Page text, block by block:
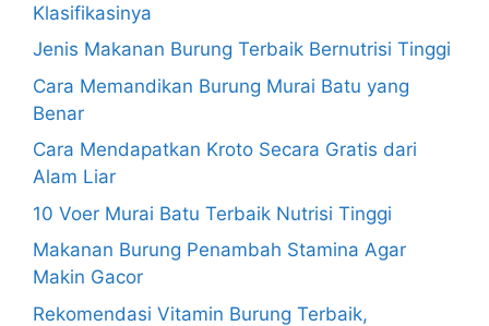
Klasifikasinya
Jenis Makanan Burung Terbaik Bernutrisi Tinggi
Cara Memandikan Burung Murai Batu yang
Benar
Cara Mendapatkan Kroto Secara Gratis dari
Alam Liar
10 Voer Murai Batu Terbaik Nutrisi Tinggi
Makanan Burung Penambah Stamina Agar
Makin Gacor
Rekomendasi Vitamin Burung Terbaik,